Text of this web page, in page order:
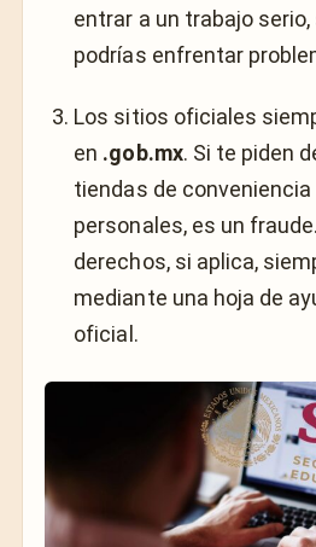
entrar a un trabajo
podrías enfrentar
Los sitios oficiales
en .gob.mx. Si te piden
tiendas de conveniencia
personales, es un
derechos, si aplica,
mediante una hoja de
oficial.